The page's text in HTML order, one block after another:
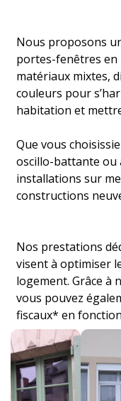
Nous proposons
portes-fenêtres en
matériaux mixtes,
couleurs pour
habitation et
Que vous
oscillo-battante ou
installations sur
constructions
Nos prestations
visent à optimiser
logement. Grâce à
vous pouvez
fiscaux* en